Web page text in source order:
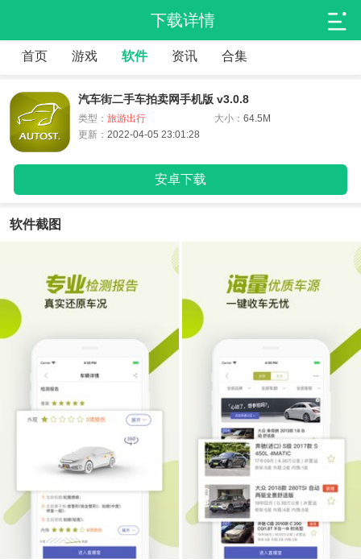
下载详情
首页 游戏 软件 资讯 合集
汽车街二手车拍卖网手机版 v3.0.8
类型： 旅游出行 大小：64.5M
更新： 2022-04-05 23:01:28
安卓下载
软件截图